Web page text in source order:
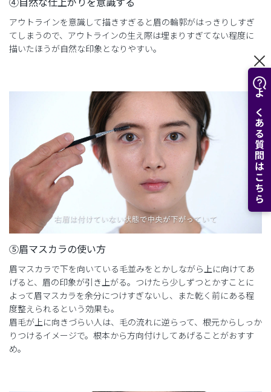
よくある質問はこちら
アウトラインを意識して描きすぎると眉の輪郭がはっきりしすぎ
てしまうので、アウトラインの生え際は埋まりすぎてない程度に
描いたほうが自然な印象となりやすい。
⑤眉マスカラの使い方
眉マスカラで下を向いている毛並みをとかしながら上に向けてあ
げると、眉の印象が引き上がる。つけたら少しずつとかすことに
よって眉マスカラを余分につけすぎないし、また乾く前にある程
度整えられるという効果も。
眉毛が上に向きづらい人は、毛の流れに逆らって、根元からしっか
りつけるイメージで。根本から方向付けしてあげることがおすす
め。